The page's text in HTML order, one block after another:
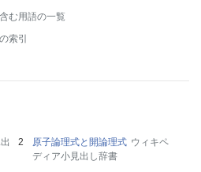
む用語の一覧
索引
原子論理式と開論理式 ウィキペ
ディア小見出し辞書